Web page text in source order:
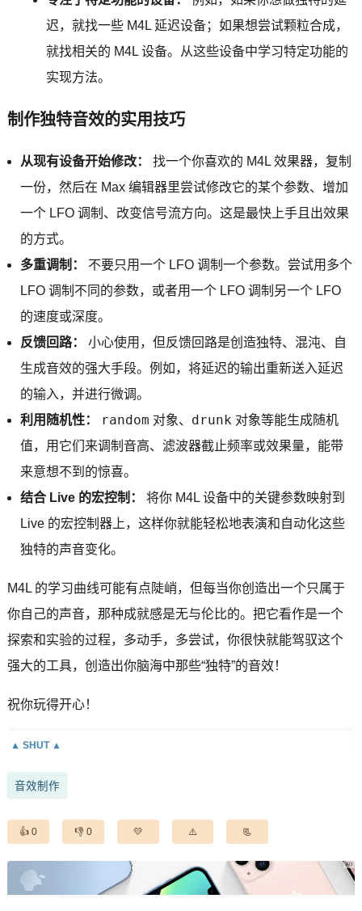
迟，就找一些 M4L 延迟设备；如果想尝试颗粒合成，
就找相关的 M4L 设备。从这些设备中学习特定功能的
实现方法。
制作独特音效的实用技巧
从现有设备开始修改：
找一个你喜欢的 M4L 效果器，复制
一份，然后在 Max 编辑器里尝试修改它的某个参数、增加
一个 LFO 调制、改变信号流方向。这是最快上手且出效果
的方式。
多重调制：
不要只用一个 LFO 调制一个参数。尝试用多个
LFO 调制不同的参数，或者用一个 LFO 调制另一个 LFO
的速度或深度。
反馈回路：
小心使用，但反馈回路是创造独特、混沌、自
生成音效的强大手段。例如，将延迟的输出重新送入延迟
的输入，并进行微调。
利用随机性：
random 对象、 drunk 对象等能生成随机
值，用它们来调制音高、滤波器截止频率或效果量，能带
来意想不到的惊喜。
结合 Live 的宏控制：
将你 M4L 设备中的关键参数映射到
Live 的宏控制器上，这样你就能轻松地表演和自动化这些
独特的声音变化。
M4L 的学习曲线可能有点陡峭，但每当你创造出一个只属于
你自己的声音，那种成就感是无与伦比的。把它看作是一个
探索和实验的过程，多动手，多尝试，你很快就能驾驭这个
强大的工具，创造出你脑海中那些“独特”的音效！
祝你玩得开心！
音效制作
0 0